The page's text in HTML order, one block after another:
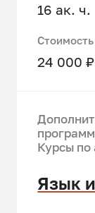
16 ак. ч.
Стоимость
24 000 ₽
Курсы по
Язык